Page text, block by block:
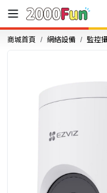
商城首頁 網絡設備 監控